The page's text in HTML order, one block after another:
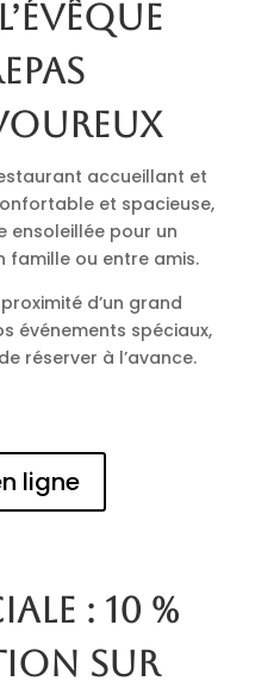
accueillant et
et spacieuse,
ensoleillée pour un
famille ou entre amis.
d’un grand
événements spéciaux,
réserver à l’avance.
ligne
: 10 %
sur